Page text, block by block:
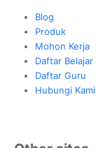
Blog
Produk
Mohon Kerja
Daftar Belajar
Daftar Guru
Hubungi Kami